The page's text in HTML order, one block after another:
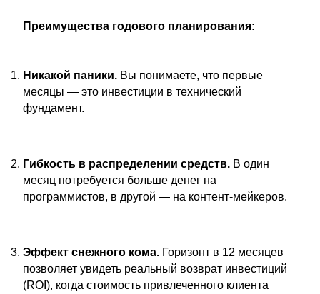
Преимущества годового планирования:
Никакой паники. Вы понимаете, что первые
месяцы — это инвестиции в технический
фундамент.
Гибкость в распределении средств. В один
месяц потребуется больше денег на
программистов, в другой — на контент-мейкеров.
Эффект снежного кома. Горизонт в 12 месяцев
позволяет увидеть реальный возврат инвестиций
(ROI), когда стоимость привлеченного клиента